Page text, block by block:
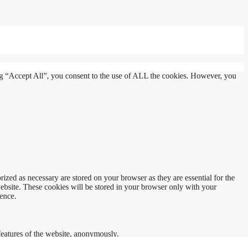
“Accept All”, you consent to the use of ALL the cookies. However, you
as necessary are stored on your browser as they are essential for the
These cookies will be stored in your browser only with your
of the website, anonymously.